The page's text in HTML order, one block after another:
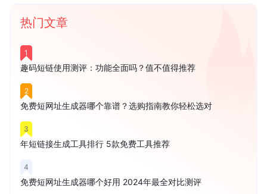
热门文章
1
趣码短链使用测评：功能全面吗？值不值得推荐
2
免费短网址生成器哪个靠谱？选购指南教你轻松选对
3
年短链接生成工具排行 5款免费工具推荐
4
免费短网址生成器哪个好用 2024年最全对比测评